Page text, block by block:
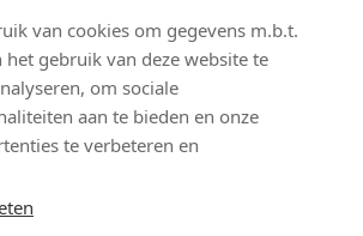
van cookies om gegevens m.b.t.
het gebruik van deze website te
om sociale
aan te bieden en onze
te verbeteren en
vragen